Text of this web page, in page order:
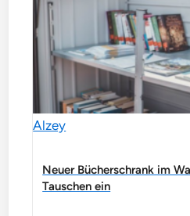
Alzey
Neuer Bücherschrank im
Tauschen ein